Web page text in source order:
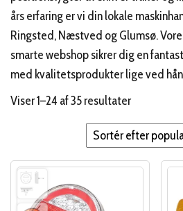
års erfaring er vi din lokale
Ringsted, Næstved og Glumsø.
smarte webshop sikrer dig en
med kvalitetsprodukter lige ved
Viser 1–24 af 35 resultaterSorteret
efter